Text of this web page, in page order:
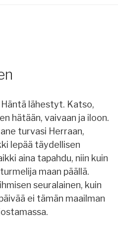
Häntä lähestyt. Katso,
hätään, vaivaan ja iloon.
turvasi Herraan,
lepää täydellisen
aina tapahdu, niin kuin
maan päällä.
seuralainen, kuin
ei tämän maailman